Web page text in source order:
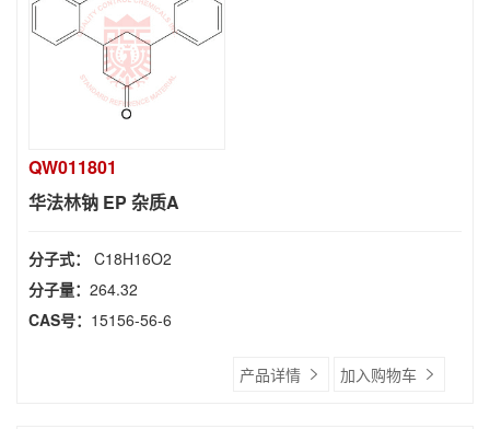
QW011801
华法林钠 EP 杂质A
分子式： C18H16O2
分子量： 264.32
CAS号： 15156-56-6
产品详情 加入购物车